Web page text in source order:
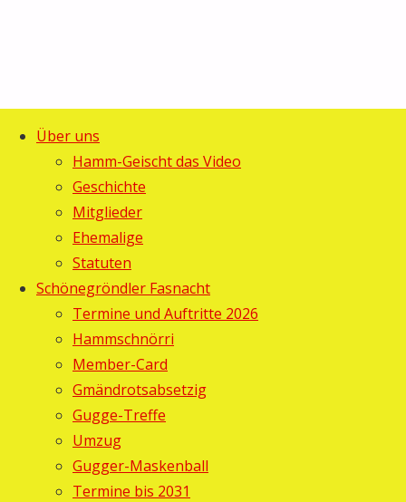
Über uns
Hamm-Geischt das Video
Geschichte
Mitglieder
Ehemalige
Statuten
Schönegröndler Fasnacht
Termine und Auftritte 2026
Hammschnörri
Member-Card
Gmändrotsabsetzig
Gugge-Treffe
Umzug
Gugger-Maskenball
Termine bis 2031
Start
Allgemein
Bütschwil
kommen
Bütschwil
wir
kommen
Haribo
14.
Februar
2020 14.
Februar
Lömpe, Schönengrund